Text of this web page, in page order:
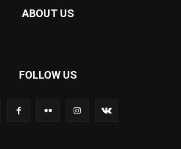
ABOUT US
FOLLOW US